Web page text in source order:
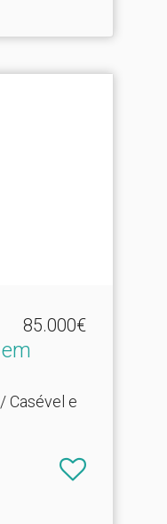
85.000€
Casével e